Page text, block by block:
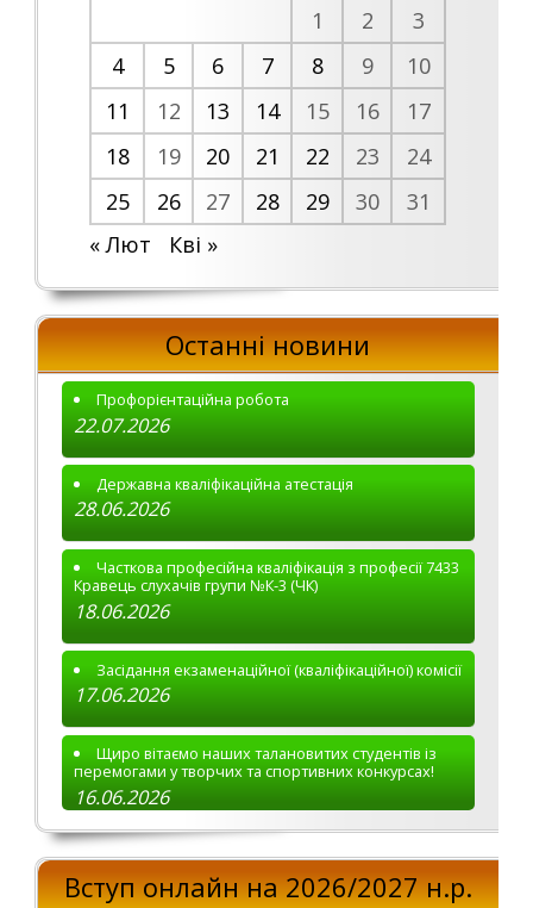
1
2
3
4
5 6 7 8 9
10
11
12 13 14 15 16
17
18
19 20 21 22 23
24
25
26 27 28 29 30
31
« Лют
Кві »
Останні новини
Профорієнтаційна робота
22.07.2026
Державна кваліфікаційна атестація
28.06.2026
Часткова професійна кваліфікація з професії 7433
Кравець слухачів групи №К-3 (ЧК)
18.06.2026
Засідання екзаменаційної (кваліфікаційної) комісії
17.06.2026
Щиро вітаємо наших талановитих студентів із
перемогами у творчих та спортивних конкурсах!
16.06.2026
Вступ онлайн на 2026/2027 н.р.